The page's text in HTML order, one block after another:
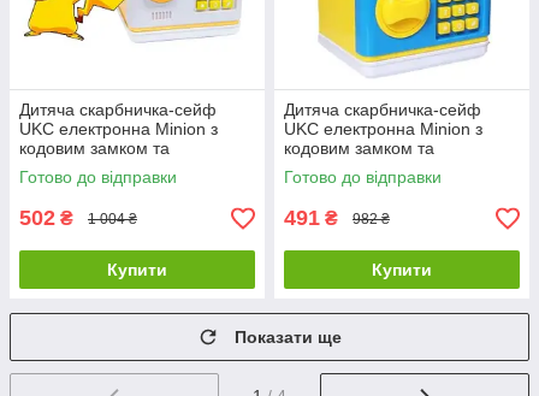
Дитяча скарбничка-сейф
UKC електронна Minion з
кодовим замком та
купюроприймачем Банкомат
для грошей Пікачу UN-78
Готово до відправки
502 ₴ 1 004 ₴
Купити
Дитяча скарбничка-сейф
UKC електронна Minion з
кодовим замком та
купюроприймачем Банкомат
для грошей Міньйон US-38
Готово до відправки
491 ₴ 982 ₴
Купити
Показати ще